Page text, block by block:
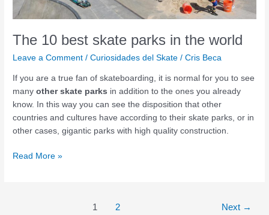
The 10 best skate parks in the world
Leave a Comment /Curiosidades del Skate /Cris Beca
If you are a true fan of skateboarding, it is normal for you to see
manyother skate parks in addition to the ones you already
know. In this way you can see the disposition that other
countries and cultures have according to their skate parks, or in
other cases, gigantic parks with high quality construction.
Read More »
1 2 Next →